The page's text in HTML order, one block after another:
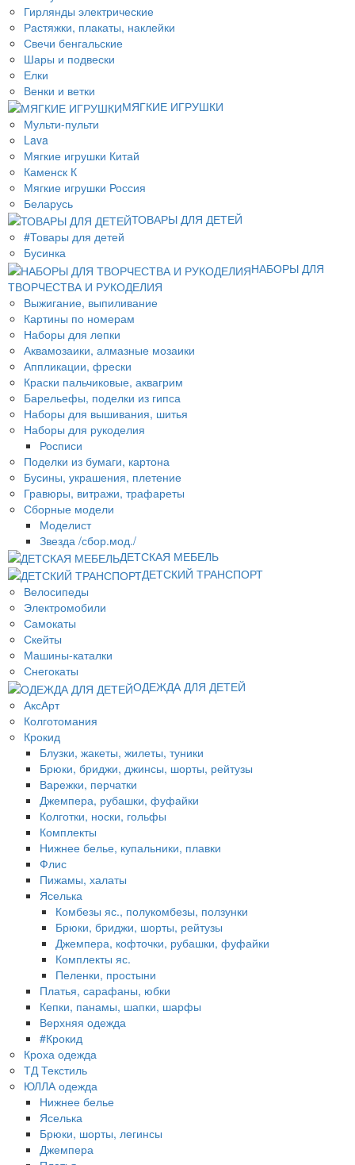
Гирлянды электрические
Растяжки, плакаты, наклейки
Свечи бенгальские
Шары и подвески
Елки
Венки и ветки
МЯГКИЕ ИГРУШКИ
Мульти-пульти
Lava
Мягкие игрушки Китай
Каменск К
Мягкие игрушки Россия
Беларусь
ТОВАРЫ ДЛЯ ДЕТЕЙ
#Товары для детей
Бусинка
НАБОРЫ ДЛЯ
ТВОРЧЕСТВА И РУКОДЕЛИЯ
Выжигание, выпиливание
Картины по номерам
Наборы для лепки
Аквамозаики, алмазные мозаики
Аппликации, фрески
Краски пальчиковые, аквагрим
Барельефы, поделки из гипса
Наборы для вышивания, шитья
Наборы для рукоделия
Росписи
Поделки из бумаги, картона
Бусины, украшения, плетение
Гравюры, витражи, трафареты
Сборные модели
Моделист
Звезда /сбор.мод./
ДЕТСКАЯ МЕБЕЛЬ
ДЕТСКИЙ ТРАНСПОРТ
Велосипеды
Электромобили
Самокаты
Скейты
Машины-каталки
Снегокаты
ОДЕЖДА ДЛЯ ДЕТЕЙ
АксАрт
Колготомания
Крокид
Блузки, жакеты, жилеты, туники
Брюки, бриджи, джинсы, шорты, рейтузы
Варежки, перчатки
Джемпера, рубашки, фуфайки
Колготки, носки, гольфы
Комплекты
Нижнее белье, купальники, плавки
Флис
Пижамы, халаты
Яселька
Комбезы яс., полукомбезы, ползунки
Брюки, бриджи, шорты, рейтузы
Джемпера, кофточки, рубашки, фуфайки
Комплекты яс.
Пеленки, простыни
Платья, сарафаны, юбки
Кепки, панамы, шапки, шарфы
Верхняя одежда
#Крокид
Кроха одежда
ТД Текстиль
ЮЛЛА одежда
Нижнее белье
Яселька
Брюки, шорты, легинсы
Джемпера